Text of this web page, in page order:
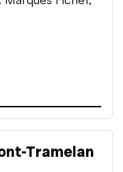
Tramelan